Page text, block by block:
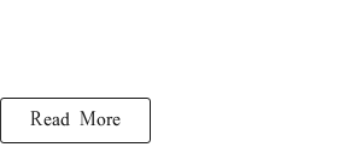
Read More